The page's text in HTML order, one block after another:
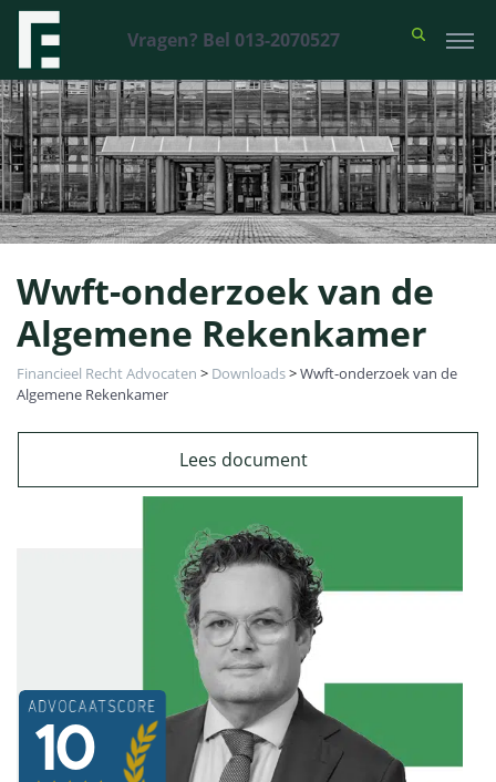
Vragen? Bel 013-2070527
Wwft-onderzoek van de
Algemene Rekenkamer
Financieel Recht Advocaten > Downloads>Wwft-onderzoek van de
Algemene Rekenkamer
Lees document